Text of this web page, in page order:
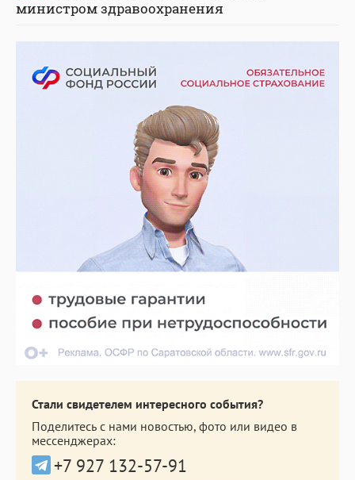
министром здравоохранения
Стали свидетелем интересного события?
Поделитесь с нами новостью, фото или видео в
мессенджерах:
+7 927 132-57-91